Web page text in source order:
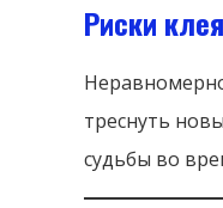
Риски
треснуть
судьбы во